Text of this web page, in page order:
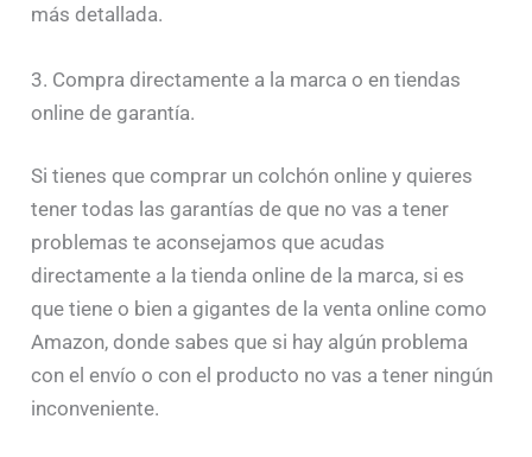
más detallada.
3. Compra directamente a la marca o en tiendas
online de garantía.
Si tienes que comprar un colchón online y quieres
tener todas las garantías de que no vas a tener
problemas te aconsejamos que acudas
directamente a la tienda online de la marca, si es
que tiene o bien a gigantes de la venta online como
Amazon, donde sabes que si hay algún problema
con el envío o con el producto no vas a tener ningún
inconveniente.